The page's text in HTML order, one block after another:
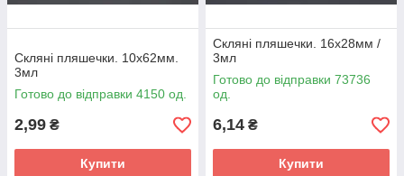
Скляні пляшечки. 10х62мм.
3мл
Готово до відправки 4150 од.
2,99 ₴
Купити
Скляні пляшечки. 16х28мм /
3мл
Готово до відправки 73736
од.
6,14 ₴
Купити